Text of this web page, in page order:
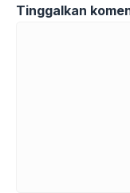
Tinggalkan